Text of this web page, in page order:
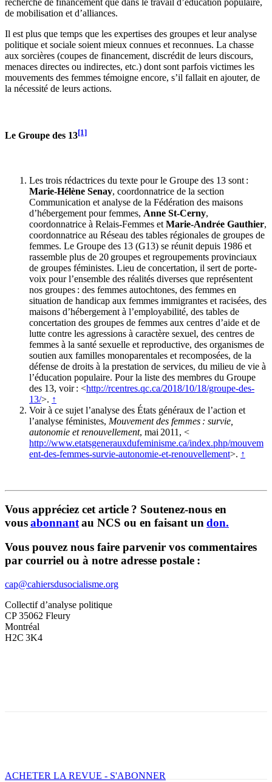
recherche de financement que dans le travail d’éducation populaire,
de mobilisation et d’alliances.
Il est plus que temps que les expertises des groupes et leur analyse
politique et sociale soient mieux connues et reconnues. La chasse
aux sorcières (coupes de financement, discrédit de leurs discours,
menaces directes ou indirectes, etc.) dont sont parfois victimes les
mouvements des femmes témoigne encore, s’il fallait en ajouter, de
la nécessité de leurs actions.
Le Groupe des 13[1]
Les trois rédactrices du texte pour le Groupe des 13 sont :
Marie-Hélène Senay, coordonnatrice de la section
Communication et analyse de la Fédération des maisons
d’hébergement pour femmes, Anne St-Cerny,
coordonnatrice à Relais-Femmes et Marie-Andrée Gauthier,
coordonnatrice au Réseau des tables régionales de groupes de
femmes. Le Groupe des 13 (G13) se réunit depuis 1986 et
rassemble plus de 20 groupes et regroupements provinciaux
de groupes féministes. Lieu de concertation, il sert de porte-
voix pour l’ensemble des réalités diverses que représentent
nos groupes : des femmes autochtones, des femmes en
situation de handicap aux femmes immigrantes et racisées, des
maisons d’hébergement à l’employabilité, des tables de
concertation des groupes de femmes aux centres d’aide et de
lutte contre les agressions à caractère sexuel, des centres de
femmes à la santé sexuelle et reproductive, des organismes de
soutien aux familles monoparentales et recomposées, de la
défense de droits à la prestation de services, du milieu de vie à
l’éducation populaire. Pour la liste des membres du Groupe
des 13, voir : <http://rcentres.qc.ca/2018/10/18/groupe-des-
13/>. ↑
Voir à ce sujet l’analyse des États généraux de l’action et
l’analyse féministes, Mouvement des femmes : survie,
autonomie et renouvellement, mai 2011, <
http://www.etatsgenerauxdufeminisme.ca/index.php/mouvem
ent-des-femmes-survie-autonomie-et-renouvellement>. ↑
Vous appréciez cet article ? Soutenez-nous en
vousabonnantau NCS ou en faisant un don.
Vous pouvez nous faire parvenir vos commentaires
par courriel ou à notre adresse postale :
cap@cahiersdusocialisme.org
Collectif d’analyse politique
CP 35062 Fleury
Montréal
H2C 3K4
ACHETER LA REVUE - S'ABONNER